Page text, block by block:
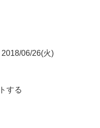
2018/06/26(火)
する